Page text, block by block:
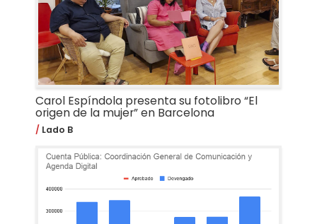
Carol Espíndola presenta su fotolibro “El
origen de la mujer” en Barcelona
Lado B